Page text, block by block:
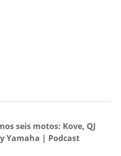
seis motos: Kove, QJ
Yamaha | Podcast